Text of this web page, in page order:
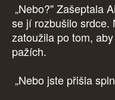
„Nebo?" Zašeptala
se jí rozbušilo srdce.
zatoužila po tom,
pažích.
„Nebo jste přišla